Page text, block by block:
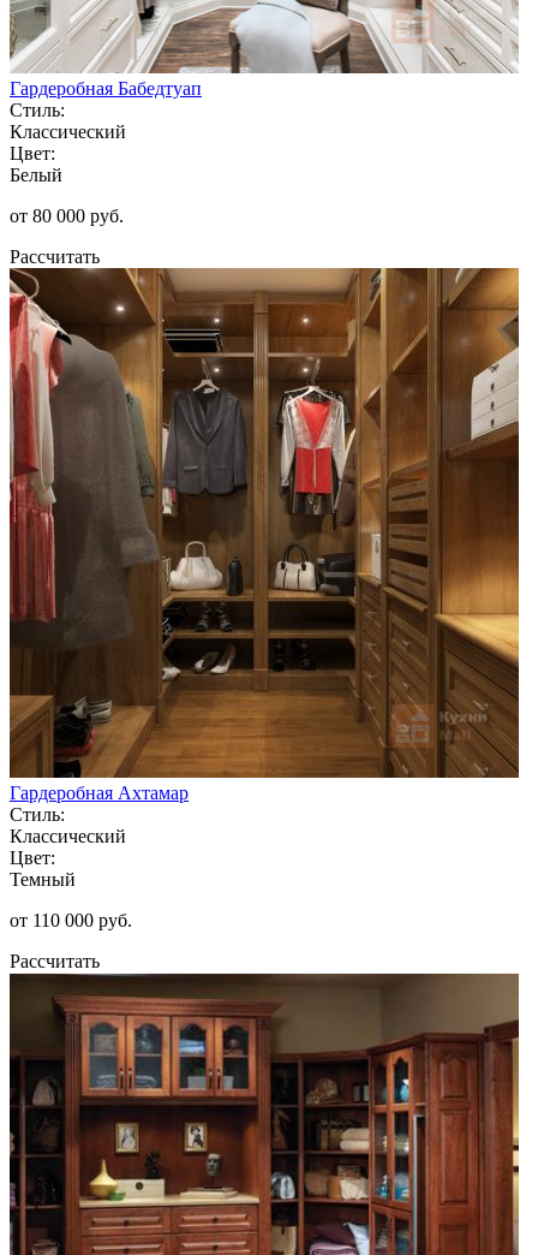
Гардеробная Бабедтуап
Стиль:
Классический
Цвет:
Белый
от 80 000 руб.
Рассчитать
Гардеробная Ахтамар
Стиль:
Классический
Цвет:
Темный
от 110 000 руб.
Рассчитать